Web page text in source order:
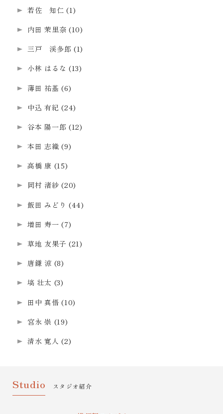
若佐 知仁 (1)
内田 茉里奈 (10)
三戸 渓多郎 (1)
小林 はるな (13)
薄田 祐基 (6)
中込 有紀 (24)
谷本 陽一郎 (12)
本田 志織 (9)
高橋 康 (15)
岡村 渚紗 (20)
飯田 みどり (44)
増田 寿一 (7)
草地 友果子 (21)
唐鎌 涼 (8)
塙 壮太 (3)
田中 真悟 (10)
宮永 崇 (19)
清水 寛人 (2)
Studio スタジオ紹介